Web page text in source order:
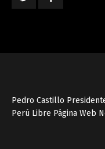
Pedro Castillo
Perú Libre Página Web